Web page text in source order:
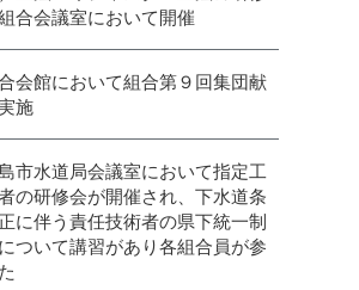
合会議室において開催
会館において組合第９回集団献
施
市水道局会議室において指定工
の研修会が開催され、下水道条
に伴う責任技術者の県下統一制
ついて講習があり各組合員が参